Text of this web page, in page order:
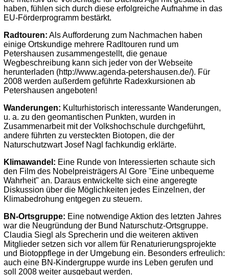
haben, fühlen sich durch diese erfolgreiche Aufnahme in das
EU-Förderprogramm bestärkt.
Radtouren: Als Aufforderung zum Nachmachen haben
einige Ortskundige mehrere Radltouren rund um
Petershausen zusammengestellt, die genaue
Wegbeschreibung kann sich jeder von der Webseite
herunterladen (http://www.agenda-petershausen.de/). Für
2008 werden außerdem geführte Radexkursionen ab
Petershausen angeboten!
Wanderungen: Kulturhistorisch interessante Wanderungen,
u. a. zu den geomantischen Punkten, wurden in
Zusammenarbeit mit der Volkshochschule durchgeführt,
andere führten zu versteckten Biotopen, die der
Naturschutzwart Josef Nagl fachkundig erklärte.
Klimawandel: Eine Runde von Interessierten schaute sich
den Film des Nobelpreisträgers Al Gore "Eine unbequeme
Wahrheit" an. Daraus entwickelte sich eine angeregte
Diskussion über die Möglichkeiten jedes Einzelnen, der
Klimabedrohung entgegen zu steuern.
BN-Ortsgruppe: Eine notwendige Aktion des letzten Jahres
war die Neugründung der Bund Naturschutz-Ortsgruppe.
Claudia Siegl als Sprecherin und die weiteren aktiven
Mitglieder setzen sich vor allem für Renaturierungsprojekte
und Biotoppflege in der Umgebung ein. Besonders erfreulich:
auch eine BN-Kindergruppe wurde ins Leben gerufen und
soll 2008 weiter ausgebaut werden.